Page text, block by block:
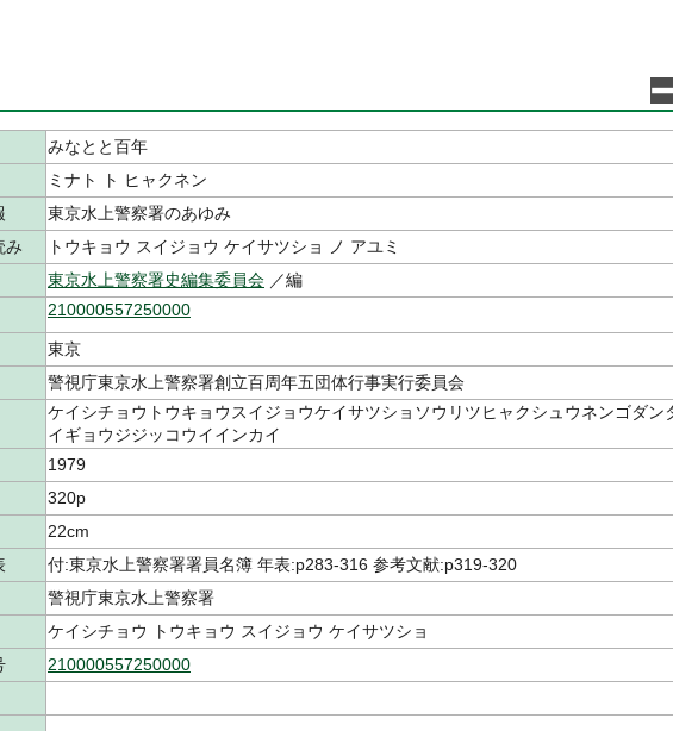
みなとと百年
ミナト ト ヒャクネン
東京水上警察署のあゆみ
み
トウキョウ スイジョウ ケイサツショ ノ アユミ
東京水上警察署史編集委員会 ／編
210000557250000
東京
警視庁東京水上警察署創立百周年五団体行事実行委員会
ケイシチョウトウキョウスイジョウケイサツショソウリツヒャクシュウネンゴダン
イギョウジジッコウイインカイ
1979
320p
22cm
付:東京水上警察署署員名簿 年表:p283-316 参考文献:p319-320
警視庁東京水上警察署
ケイシチョウ トウキョウ スイジョウ ケイサツショ
210000557250000